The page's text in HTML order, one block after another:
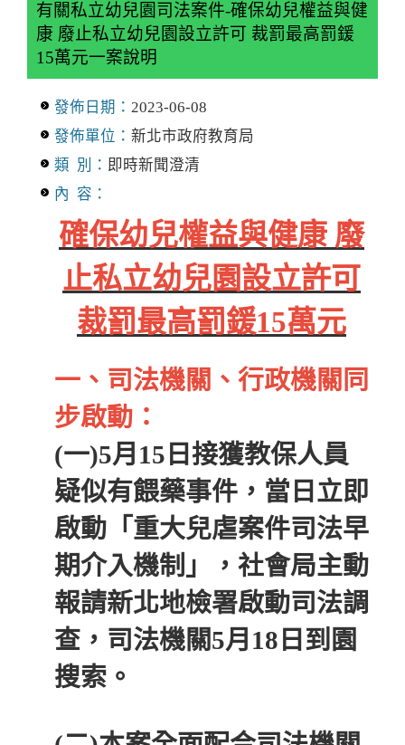
有關私立幼兒園司法案件-確保幼兒權益與健
康 廢止私立幼兒園設立許可 裁罰最高罰鍰
15萬元一案說明
發佈日期： 2023-06-08
發佈單位： 新北市政府教育局
類 別： 即時新聞澄清
內 容：
確保幼兒權益與健康 廢
止私立幼兒園設立許可
裁罰最高罰鍰15萬元
一、司法機關、行政機關同
步啟動：
(一)5月15日接獲教保人員
疑似有餵藥事件，當日立即
啟動「重大兒虐案件司法早
期介入機制」，社會局主動
報請新北地檢署啟動司法調
查，司法機關5月18日到園
搜索。